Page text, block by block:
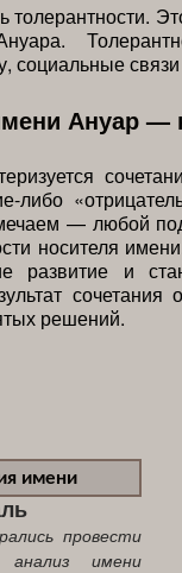
социальные
Ануар —
либо
— любой
носителя
развитие и
сочетания
решений.
имени
провести
анализ имени